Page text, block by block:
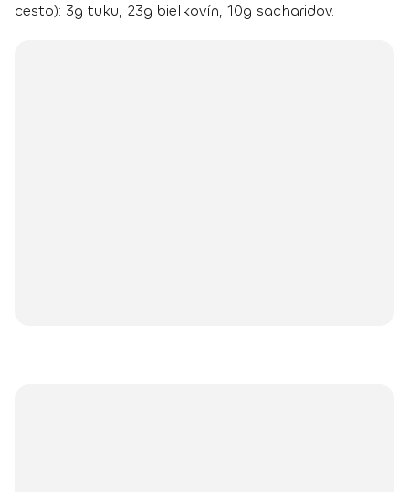
cesto): 3g tuku, 23g bielkovín, 10g sacharidov.